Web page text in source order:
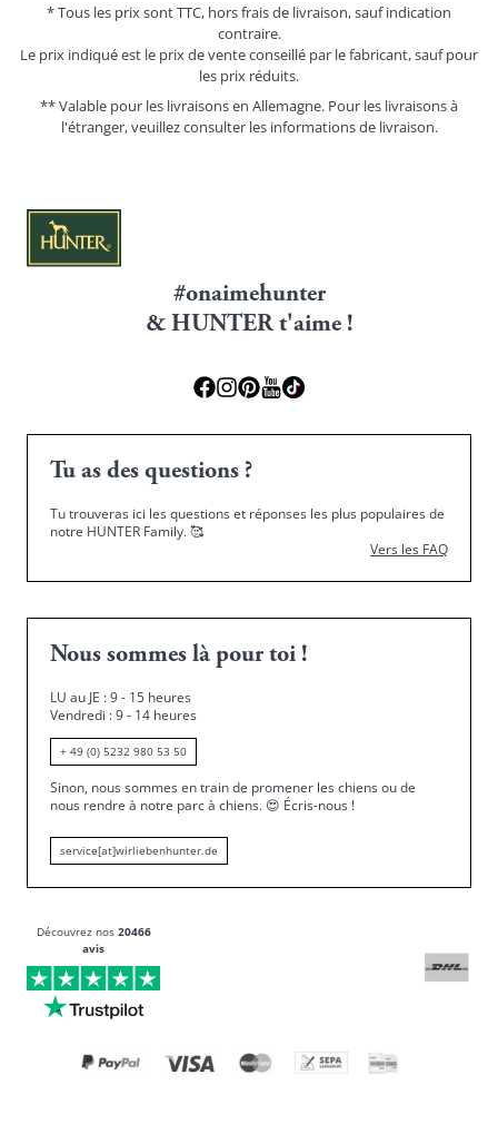
* Tous les prix sont TTC, hors frais de livraison, sauf indication
contraire.
Le prix indiqué est le prix de vente conseillé par le fabricant, sauf pour
les prix réduits.
** Valable pour les livraisons en Allemagne. Pour les livraisons à
l'étranger, veuillez consulter les informations de livraison.
#onaimehunter
& HUNTER t'aime !
Tu as des questions ?
Tu trouveras ici les questions et réponses les plus populaires de
notre HUNTER Family.🥰
Vers les FAQ
Nous sommes là pour toi !
LU au JE : 9 - 15 heures
Vendredi : 9 - 14 heures
+ 49 (0) 5232 980 53 50
Sinon, nous sommes en train de promener les chiens ou de
nous rendre à notre parc à chiens. 😍 Écris-nous !
service[at]wirliebenhunter.de
Découvrez nos 20466
avis